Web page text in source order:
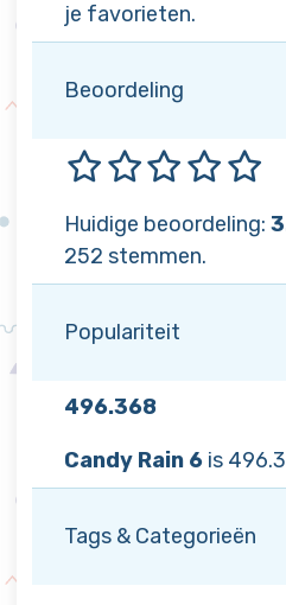
je favorieten.
Beoordeling
Huidige beoordeling:
252 stemmen.
Populariteit
496.368
Candy Rain 6 is
Tags & Categorieën